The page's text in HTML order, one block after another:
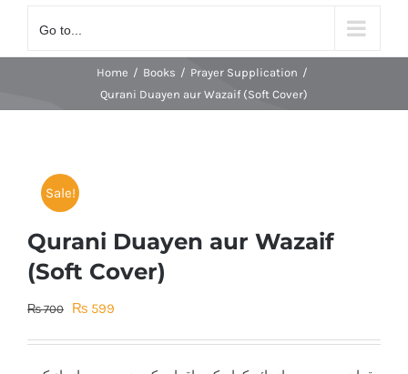
Go to...
Home Books
Prayer Supplication
Qurani Duayen aur Wazaif (Soft Cover)
Sale!
Qurani Duayen aur Wazaif
(Soft Cover)
₨700
Original
₨ 599